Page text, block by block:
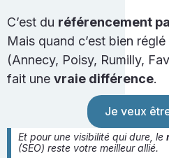
C’est du référencement
Mais quand c’est bien
(Annecy, Poisy, Rumilly,
fait une vraie différence.
Je veux
Et pour une visibilité qui dure, le
(SEO) reste votre meilleur allié.